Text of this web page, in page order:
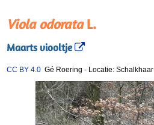
Viola odorataL.
Maarts viooltje
CC BY 4.0 Gé Roering - Locatie: Schalkhaar